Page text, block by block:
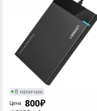
В наличии
Цена
800